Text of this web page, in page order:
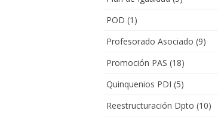
POD (1)
Profesorado Asociado (9)
Promoción PAS (18)
Quinquenios PDI (5)
Reestructuración Dpto (10)